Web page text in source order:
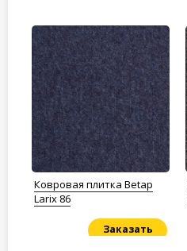
Ковровая плитка Betap
Larix 86
Заказать